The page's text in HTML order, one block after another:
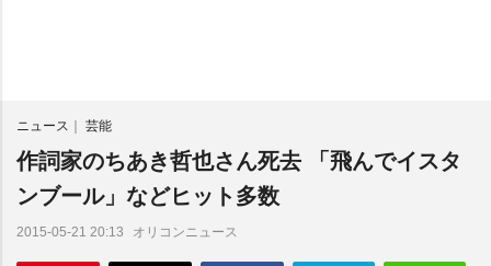
ニュース 芸能
作詞家のちあき哲也さん死去 「飛んでイスタ
ンブール」などヒット多数
2015-05-21 20:13 オリコンニュース